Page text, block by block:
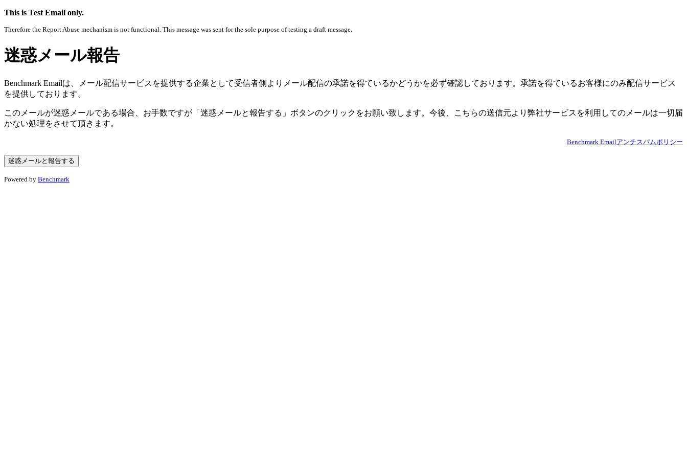
This is Test Email only.
Therefore the Report Abuse mechanism is not functional. This message was sent for the sole purpose of testing a draft message.
迷惑メール報告
Benchmark Emailは、メール配信サービスを提供する企業として受信者側よりメール配信の承諾を得ているかどうかを必ず確認しております。承諾を得ているお客様にのみ配信サービス
を提供しております。
このメールが迷惑メールである場合、お手数ですが「迷惑メールと報告する」ボタンのクリックをお願い致します。今後、こちらの送信元より弊社サービスを利用してのメールは一切届
かない処理をさせて頂きます。
Benchmark Emailアンチスパムポリシー
Powered by Benchmark